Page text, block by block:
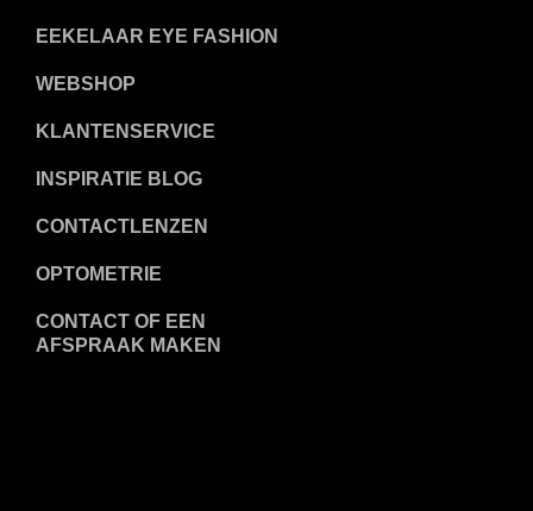
EEKELAAR EYE FASHION
WEBSHOP
KLANTENSERVICE
INSPIRATIE BLOG
CONTACTLENZEN
OPTOMETRIE
CONTACT OF EEN
AFSPRAAK MAKEN